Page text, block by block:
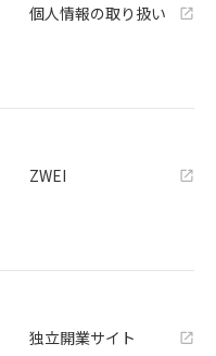
個人情報の取り扱い
ZWEI
独立開業サイト